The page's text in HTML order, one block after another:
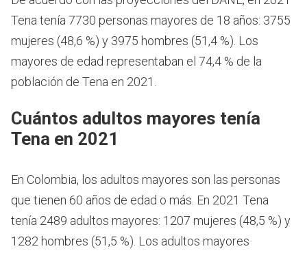
Tena tenía 7730 personas mayores de 18 años: 3755
mujeres (48,6 %) y 3975 hombres (51,4 %). Los
mayores de edad representaban el 74,4 % de la
población de Tena en 2021.
Cuántos adultos mayores tenía
Tena en 2021
En Colombia, los adultos mayores son las personas
que tienen 60 años de edad o más. En 2021 Tena
tenía 2489 adultos mayores: 1207 mujeres (48,5 %) y
1282 hombres (51,5 %). Los adultos mayores